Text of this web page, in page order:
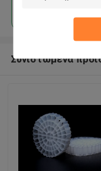
Συνιστώμενα